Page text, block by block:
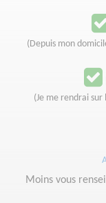
(Depuis mon
(Je me rendrai
Moins vous